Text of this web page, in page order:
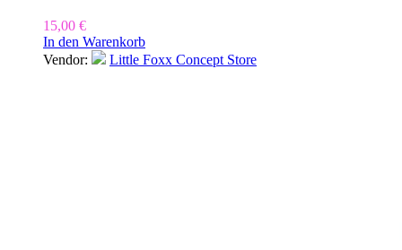
15,00 €
In den Warenkorb
Vendor:
Little Foxx Concept Store